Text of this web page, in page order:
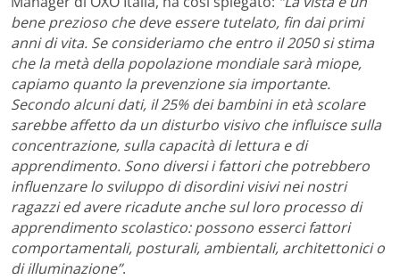
bene prezioso che deve essere tutelato, fin dai primi
anni di vita. Se consideriamo che entro il 2050 si stima
che la metà della popolazione mondiale sarà miope,
capiamo quanto la prevenzione sia importante.
Secondo alcuni dati, il 25% dei bambini in età scolare
sarebbe affetto da un disturbo visivo che influisce sulla
concentrazione, sulla capacità di lettura e di
apprendimento. Sono diversi i fattori che potrebbero
influenzare lo sviluppo di disordini visivi nei nostri
ragazzi ed avere ricadute anche sul loro processo di
apprendimento scolastico: possono esserci fattori
comportamentali, posturali, ambientali, architettonici o
di illuminazione”.